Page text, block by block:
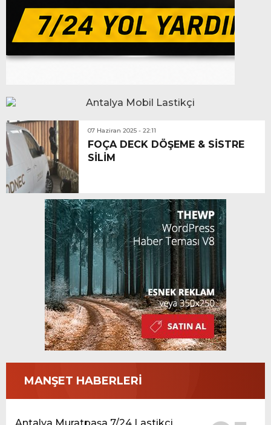
07 Haziran 2025 - 22:11
FOÇA DECK DÖŞEME & SİSTRE
SİLİM
MANŞET HABERLERİ